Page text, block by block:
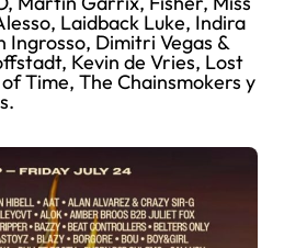
Laidback Luke, Indira
Ingrosso, Dimitri Vegas &
Kevin de Vries, Lost
Time, The Chainsmokers y